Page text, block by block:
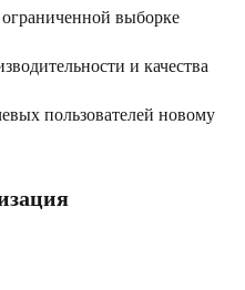
выборке
и качества
пользователей новому